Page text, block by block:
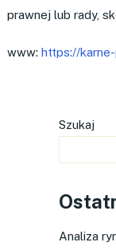
prawnej lub rady,
www: https://
Szukaj
Analiza